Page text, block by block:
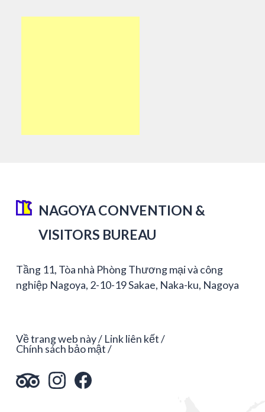
NAGOYA CONVENTION &
VISITORS BUREAU
Tầng 11, Tòa nhà Phòng Thương mại và công
nghiệp Nagoya, 2-10-19 Sakae, Naka-ku, Nagoya
Về trang web này Link liên kết
Chính sách bảo mật